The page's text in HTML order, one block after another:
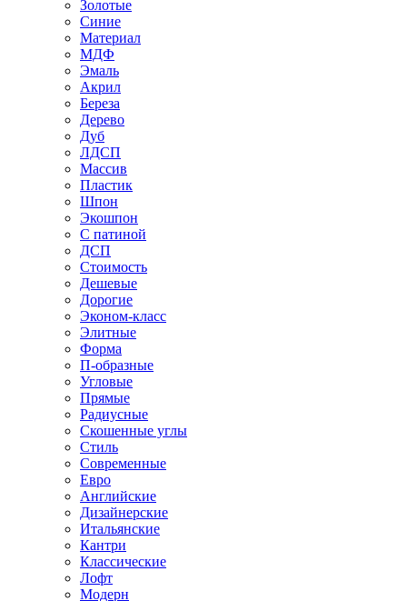
Золотые
Синие
Материал
МДФ
Эмаль
Акрил
Береза
Дерево
Дуб
ЛДСП
Массив
Пластик
Шпон
Экошпон
С патиной
ДСП
Стоимость
Дешевые
Дорогие
Эконом-класс
Элитные
Форма
П-образные
Угловые
Прямые
Радиусные
Скошенные углы
Стиль
Современные
Евро
Английские
Дизайнерские
Итальянские
Кантри
Классические
Лофт
Модерн